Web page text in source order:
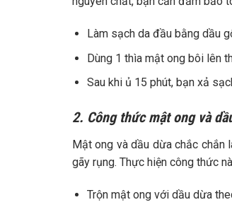
Làm sạch da đầu bằng dầu
Dùng 1 thìa mật ong bôi lên
Sau khi ủ 15 phút, bạn xả
2. Công thức mật ong và
Mật ong và dầu dừa chắc chắn
gãy rụng. Thực hiện công thức
Trộn mật ong với dầu dừa